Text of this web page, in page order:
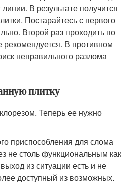
В результате получится
Постарайтесь с первого
Второй раз проходить по
В противном
неправильного разлома
плитку
Теперь ее нужно
приспособления для слома
не столь функциональным как
из ситуации есть и не
доступный из возможных.